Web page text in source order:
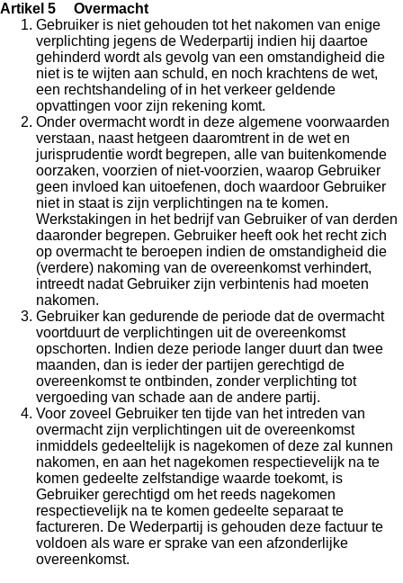
Artikel 5 Overmacht
Gebruiker is niet gehouden tot het nakomen van enige
verplichting jegens de Wederpartij indien hij daartoe
gehinderd wordt als gevolg van een omstandigheid die
niet is te wijten aan schuld, en noch krachtens de wet,
een rechtshandeling of in het verkeer geldende
opvattingen voor zijn rekening komt.
Onder overmacht wordt in deze algemene voorwaarden
verstaan, naast hetgeen daaromtrent in de wet en
jurisprudentie wordt begrepen, alle van buitenkomende
oorzaken, voorzien of niet-voorzien, waarop Gebruiker
geen invloed kan uitoefenen, doch waardoor Gebruiker
niet in staat is zijn verplichtingen na te komen.
Werkstakingen in het bedrijf van Gebruiker of van derden
daaronder begrepen. Gebruiker heeft ook het recht zich
op overmacht te beroepen indien de omstandigheid die
(verdere) nakoming van de overeenkomst verhindert,
intreedt nadat Gebruiker zijn verbintenis had moeten
nakomen.
Gebruiker kan gedurende de periode dat de overmacht
voortduurt de verplichtingen uit de overeenkomst
opschorten. Indien deze periode langer duurt dan twee
maanden, dan is ieder der partijen gerechtigd de
overeenkomst te ontbinden, zonder verplichting tot
vergoeding van schade aan de andere partij.
Voor zoveel Gebruiker ten tijde van het intreden van
overmacht zijn verplichtingen uit de overeenkomst
inmiddels gedeeltelijk is nagekomen of deze zal kunnen
nakomen, en aan het nagekomen respectievelijk na te
komen gedeelte zelfstandige waarde toekomt, is
Gebruiker gerechtigd om het reeds nagekomen
respectievelijk na te komen gedeelte separaat te
factureren. De Wederpartij is gehouden deze factuur te
voldoen als ware er sprake van een afzonderlijke
overeenkomst.